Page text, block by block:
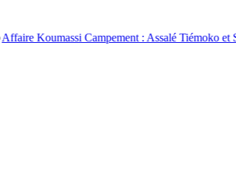
Campement : Assalé Tiémoko et Stéphane